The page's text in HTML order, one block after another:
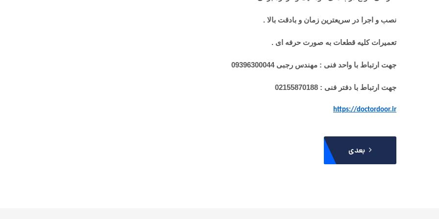
نصب و اجرا در سریعترین زمان و بادقت بالا .
تعمیرات کلیه قطعات به صورت حرفه ای .
جهت ارتباط با واحد فنی : مهندس رجبی 09396300044
جهت ارتباط با دفتر فنی : 02155870188
https://doctordoor.ir
بعدی